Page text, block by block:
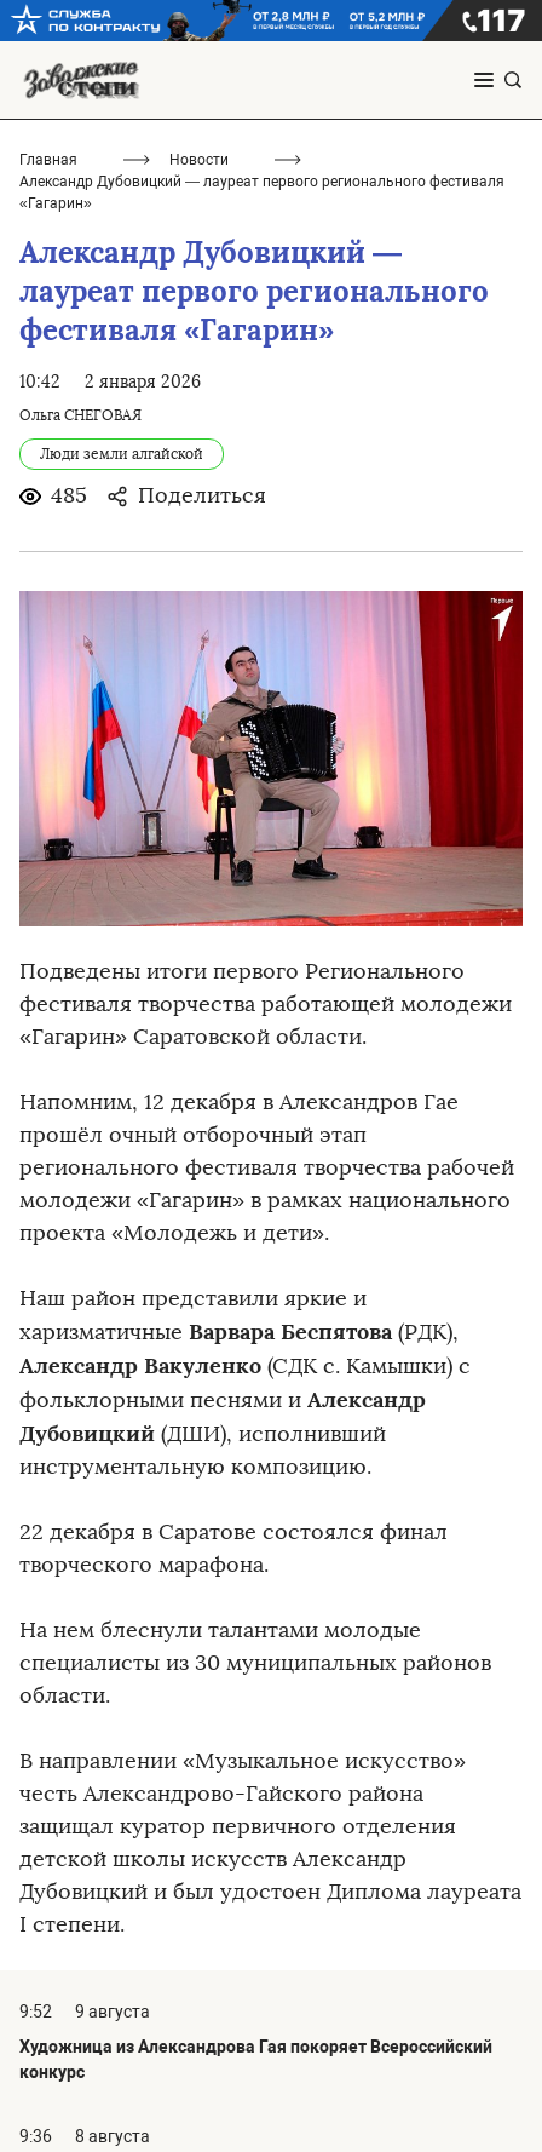
Главная
Новости
Александр Дубовицкий — лауреат первого регионального фестиваля
«Гагарин»
Александр Дубовицкий —
лауреат первого регионального
фестиваля «Гагарин»
10:42 2 января 2026
Ольга СНЕГОВАЯ
Люди земли алгайской
485 Поделиться
Подведены итоги первого Регионального
фестиваля творчества работающей молодежи
«Гагарин» Саратовской области.
Напомним, 12 декабря в Александров Гае
прошёл очный отборочный этап
регионального фестиваля творчества рабочей
молодежи «Гагарин» в рамках национального
проекта «Молодежь и дети».
Наш район представили яркие и
харизматичные Варвара Беспятова(РДК),
Александр Вакуленко (СДК с. Камышки) с
фольклорными песнями и Александр
Дубовицкий (ДШИ), исполнивший
инструментальную композицию.
22 декабря в Саратове состоялся финал
творческого марафона.
На нем блеснули талантами молодые
специалисты из 30 муниципальных районов
области.
В направлении «Музыкальное искусство»
честь Александрово-Гайского района
защищал куратор первичного отделения
детской школы искусств Александр
Дубовицкий и был удостоен Диплома лауреата
I степени.
9:52
9 августа
Художница из Александрова Гая покоряет Всероссийский
конкурс
9:36
8 августа